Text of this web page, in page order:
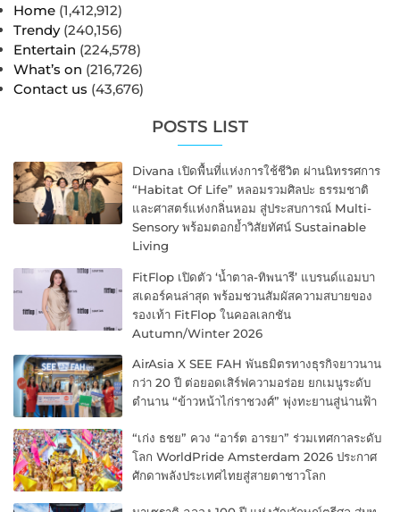
Home (1,412,912)
Trendy (240,156)
Entertain (224,578)
What’s on (216,726)
Contact us (43,676)
POSTS LIST
Divana เปิดพื้นที่แห่งการใช้ชีวิต ผ่านนิทรรศการ
“Habitat Of Life” หลอมรวมศิลปะ ธรรมชาติ
และศาสตร์แห่งกลิ่นหอม สู่ประสบการณ์ Multi-
Sensory พร้อมตอกย้ำวิสัยทัศน์ Sustainable
Living
FitFlop เปิดตัว ‘น้ำตาล-ทิพนารี’ แบรนด์แอมบา
สเดอร์คนล่าสุด พร้อมชวนสัมผัสความสบายของ
รองเท้า FitFlop ในคอลเลกชัน
Autumn/Winter 2026
AirAsia X SEE FAH พันธมิตรทางธุรกิจยาวนาน
กว่า 20 ปี ต่อยอดเสิร์ฟความอร่อย ยกเมนูระดับ
ตำนาน “ข้าวหน้าไก่ราชวงศ์” พุ่งทะยานสู่น่านฟ้า
“เก่ง ธชย” ควง “อาร์ต อารยา” ร่วมเทศกาลระดับ
โลก WorldPride Amsterdam 2026 ประกาศ
ศักดาพลังประเทศไทยสู่สายตาชาวโลก